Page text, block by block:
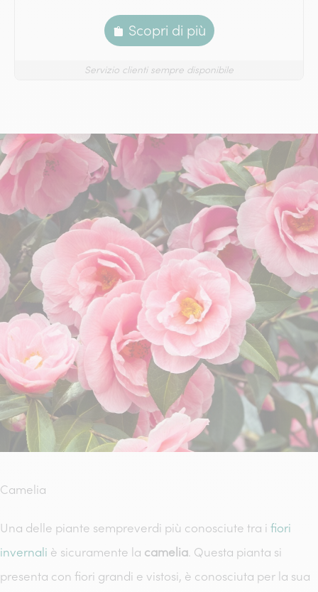
Scopri di più
Servizio clienti sempre disponibile
Camelia
Una delle piante sempreverdi più conosciute tra i fiori
invernali è sicuramente la camelia. Questa pianta si
presenta con fiori grandi e vistosi, è conosciuta per la sua